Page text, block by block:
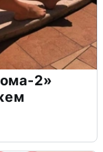
2»